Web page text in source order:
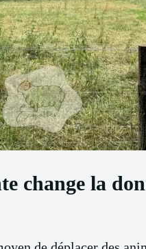
change la